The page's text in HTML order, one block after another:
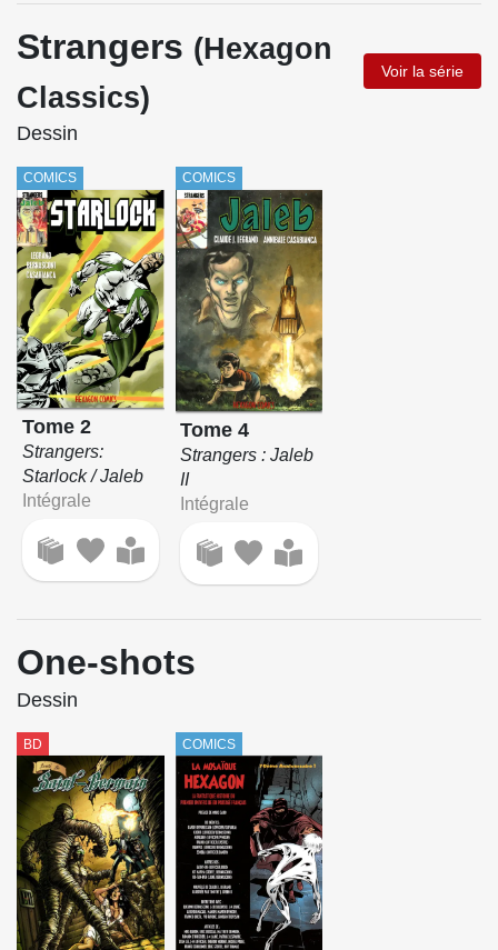
Strangers (Hexagon
Classics)
Voir la série
Dessin
COMICS
Tome 2
Strangers:
Starlock / Jaleb
Intégrale
COMICS
Tome 4
Strangers : Jaleb
II
Intégrale
One-shots
Dessin
BD COMICS